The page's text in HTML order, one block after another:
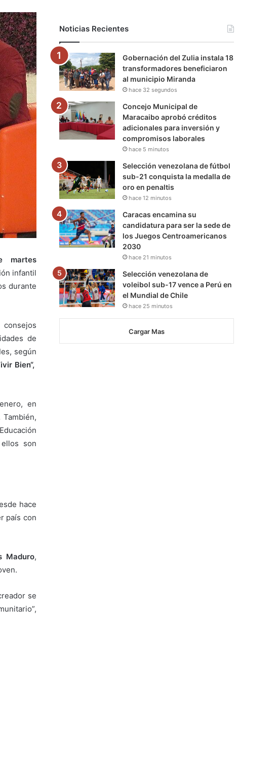
martes
infantil
durante
de
según
Bien“,
en
son
hace
país con
Maduro,
se
o
k
r
e
r
a
m
a
m
Noticias Recientes
Gobernación del Zulia instala 18
transformadores beneficiaron
al municipio Miranda
hace 32 segundos
Concejo Municipal de
Maracaibo aprobó créditos
adicionales para inversión y
compromisos laborales
hace 5 minutos
Selección venezolana de fútbol
sub-21 conquista la medalla de
oro en penaltis
hace 12 minutos
Caracas encamina su
candidatura para ser la sede de
los Juegos Centroamericanos
2030
hace 21 minutos
Selección venezolana de
voleibol sub-17 vence a Perú en
el Mundial de Chile
hace 25 minutos
Cargar Mas